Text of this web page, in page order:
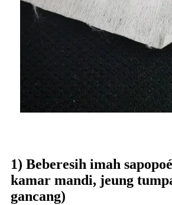
1) Beberesih imah
kamar mandi, jeung
gancang)